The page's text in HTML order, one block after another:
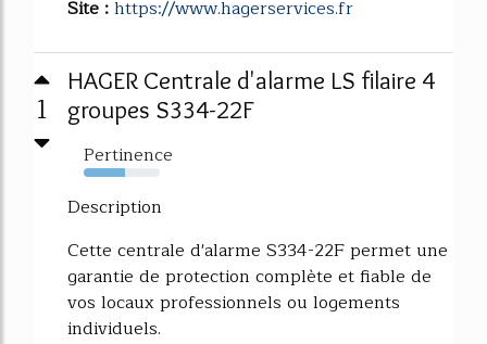
Site :https://www.hagerservices.fr
1
HAGER Centrale d'alarme LS filaire 4
groupes S334-22F
Pertinence
54%
Description
Cette centrale d'alarme S334-22F permet une
garantie de protection complète et fiable de
vos locaux professionnels ou logements
individuels.